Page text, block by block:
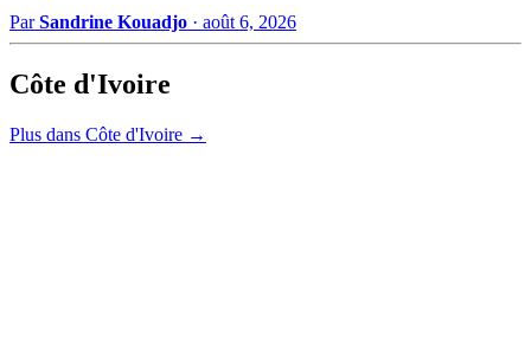
ParSandrine Kouadjo · août 6, 2026
Côte d'Ivoire
Plus dans Côte d'Ivoire →